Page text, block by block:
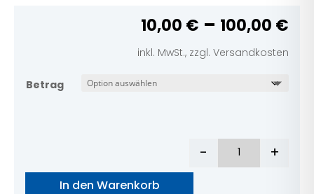
10,00 € – 100,00 €
inkl. MwSt., zzgl. Versandkosten
Betrag
Gutschein
- +
In den Warenkorb